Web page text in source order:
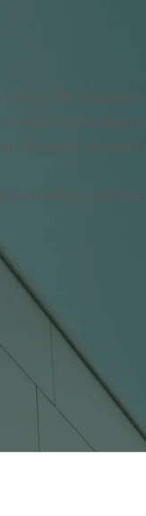
Wir
bei fair bridge
Alltag erleichtert.
und stets auf